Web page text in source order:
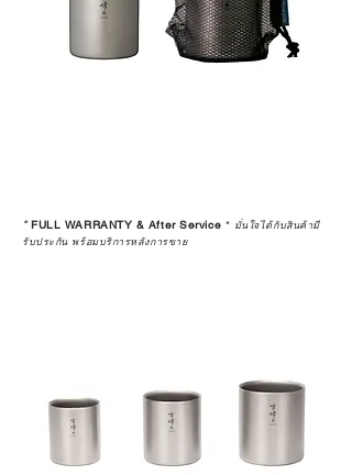
*FULL WARRANTY & After Service * มั่นใจได้กับสินค้ามี
รับประกัน พร้อมบริการหลังการขาย